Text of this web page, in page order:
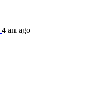
4 ani ago